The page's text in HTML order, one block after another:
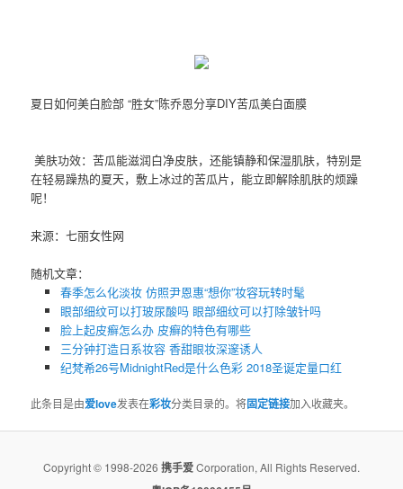
夏日如何美白脸部 “胜女”陈乔恩分享DIY苦瓜美白面膜
美肤功效：苦瓜能滋润白净皮肤，还能镇静和保湿肌肤，特别是
在轻易躁热的夏天，敷上冰过的苦瓜片，能立即解除肌肤的烦躁
呢！
来源：七丽女性网
随机文章：
春季怎么化淡妆 仿照尹恩惠“想你”妆容玩转时髦
眼部细纹可以打玻尿酸吗 眼部细纹可以打除皱针吗
脸上起皮癣怎么办 皮癣的特色有哪些
三分钟打造日系妆容 香甜眼妆深邃诱人
纪梵希26号MidnightRed是什么色彩 2018圣诞定量口红
此条目是由爱love发表在彩妆分类目录的。将固定链接加入收藏夹。
Copyright © 1998-2026 携手爱Corporation, All Rights Reserved.